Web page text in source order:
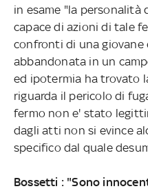
in esame "la
capace di azioni di tale
confronti di una giovane
abbandonata in un
ed ipotermia ha trovato
riguarda il pericolo di
fermo non e' stato
dagli atti non si evince
specifico dal quale
Bossetti : "Sono